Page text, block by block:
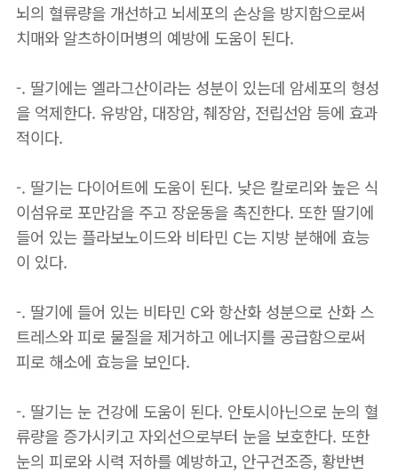
뇌의 혈류량을 개선하고 뇌세포의 손상을 방지함으로써
치매와 알츠하이머병의 예방에 도움이 된다.
-. 딸기에는 엘라그산이라는 성분이 있는데 암세포의 형성
을 억제한다. 유방암, 대장암, 췌장암, 전립선암 등에 효과
적이다.
-. 딸기는 다이어트에 도움이 된다. 낮은 칼로리와 높은 식
이섬유로 포만감을 주고 장운동을 촉진한다. 또한 딸기에
들어 있는 플라보노이드와 비타민 C는 지방 분해에 효능
이 있다.
-. 딸기에 들어 있는 비타민 C와 항산화 성분으로 산화 스
트레스와 피로 물질을 제거하고 에너지를 공급함으로써
피로 해소에 효능을 보인다.
-. 딸기는 눈 건강에 도움이 된다. 안토시아닌으로 눈의 혈
류량을 증가시키고 자외선으로부터 눈을 보호한다. 또한
눈의 피로와 시력 저하를 예방하고, 안구건조증, 황반변